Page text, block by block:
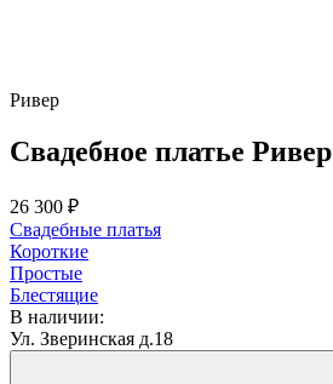
Ривер
Свадебное платье Ривер
26 300 ₽
Свадебные платья
Короткие
Простые
Блестящие
В наличии:
Ул. Зверинская д.18